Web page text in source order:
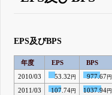
EPS及びBPS
年度 EPS
BPS
2010/03
53.32 円 977.67円
2011/03 107.74円 1037.94円